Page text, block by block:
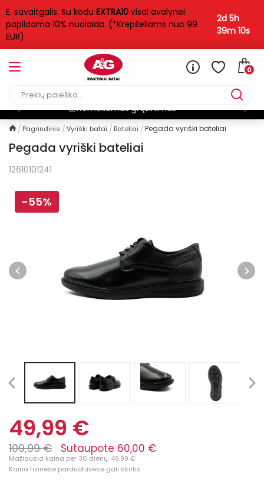
E. savaitgalis. Su kodu EXTRA10 visai avalynei
papildoma 10% nuolaida. (*Krepšeliams nuo 99
EUR)
2d 5h
39m 9s
0
Pristatymas per 1-3 d.d
Pagrindinis Vyriški batai Bateliai Pegada vyriški bateliai
Pegada vyriški bateliai
12610101241
-55%
49,99 €
109,99 € Sutaupote 60,00 €
Mažiausia kaina per 30 dienų: 49.99 €
Kaina fizinėse parduotuvėse gali skirtis